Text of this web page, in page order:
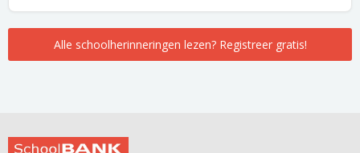
Alle schoolherinneringen lezen? Registreer gratis!